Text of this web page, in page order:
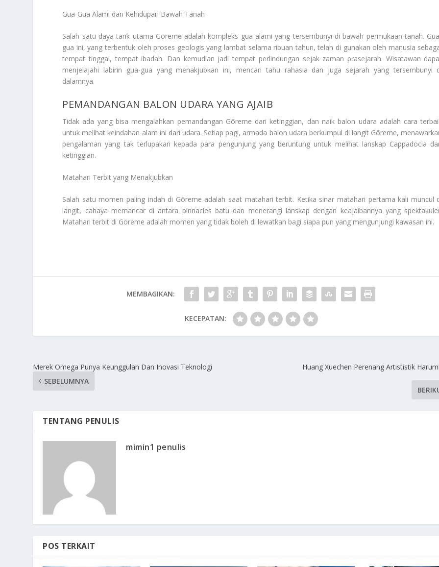
Gua-Gua Alami dan Kehidupan Bawah Tanah
Salah satu daya tarik utama Göreme adalah kompleks gua alami yang tersembunyi di bawah permukaan tanah.
gua ini, yang terbentuk oleh proses geologis yang lambat selama ribuan tahun, telah di gunakan oleh manusia
tempat tinggal, tempat ibadah. Dan kemudian jadi tempat perlindungan sejak zaman prasejarah. Wisatawan
menjelajahi labirin gua-gua yang menakjubkan ini, mencari tahu rahasia dan juga sejarah yang tersembunyi
dalamnya.
PEMANDANGAN BALON UDARA YANG AJAIB
Tidak ada yang bisa mengalahkan pemandangan Göreme dari ketinggian, dan naik balon udara adalah cara
untuk melihat keindahan alam ini dari udara. Setiap pagi, armada balon udara berkumpul di langit Göreme,
pengalaman yang tak terlupakan kepada para pengunjung yang beruntung untuk melihat lanskap Cappadocia
ketinggian.
Matahari Terbit yang Menakjubkan
Salah satu momen paling indah di Göreme adalah saat matahari terbit. Ketika sinar matahari pertama kali muncul
langit, cahaya memancar di antara pinnacles batu dan menerangi lanskap dengan keajaibannya yang
Matahari terbit di Göreme adalah momen yang tidak boleh di lewatkan bagi siapa pun yang mengunjungi kawasan ini.
MEMBAGIKAN:
KECEPATAN:
Merek Omega Punya Keunggulan Dan Inovasi Teknologi
SEBELUMNYA
Huang Xuechen Perenang Artististik
TENTANG PENULIS
mimin1 penulis
POS TERKAIT